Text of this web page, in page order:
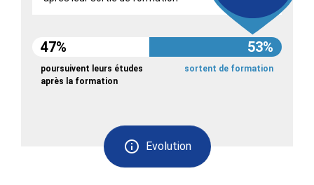
Evolution
47% 53%
poursuivent leurs études
après la formation
sortent de formation